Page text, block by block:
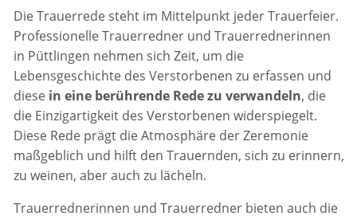
Die Trauerrede steht im Mittelpunkt jeder Trauerfeier.
Professionelle Trauerredner und Trauerrednerinnen
in Püttlingen nehmen sich Zeit, um die
Lebensgeschichte des Verstorbenen zu erfassen und
diese in eine berührende Rede zu verwandeln, die
die Einzigartigkeit des Verstorbenen widerspiegelt.
Diese Rede prägt die Atmosphäre der Zeremonie
maßgeblich und hilft den Trauernden, sich zu erinnern,
zu weinen, aber auch zu lächeln.
Trauerrednerinnen und Trauerredner bieten auch die